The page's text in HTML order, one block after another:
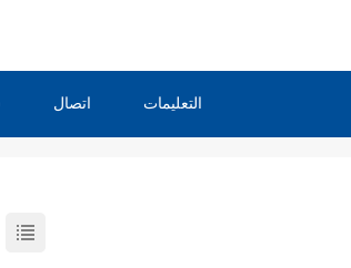
اتصال التعليمات